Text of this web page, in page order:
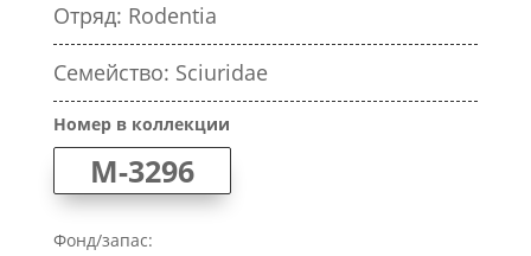
Отряд: Rodentia
Семейство: Sciuridae
Номер в коллекции
M-3296
Фонд/запас: